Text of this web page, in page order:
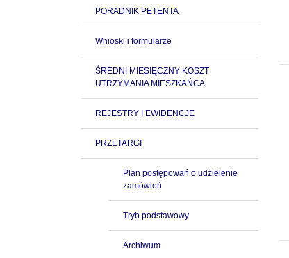
PORADNIK PETENTA
Wnioski i formularze
ŚREDNI MIESIĘCZNY KOSZT
UTRZYMANIA MIESZKAŃCA
REJESTRY I EWIDENCJE
PRZETARGI
Plan postępowań o udzielenie
zamówień
Tryb podstawowy
Archiwum